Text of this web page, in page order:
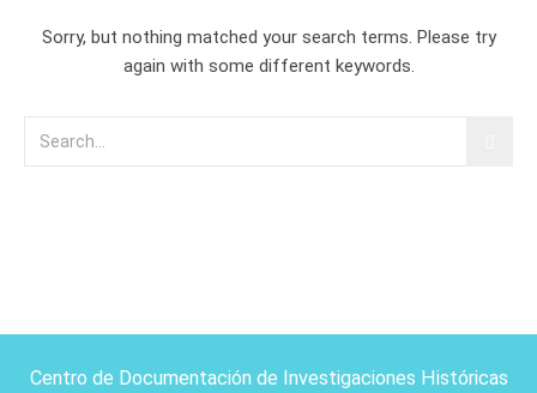
Sorry, but nothing matched your search terms. Please try
again with some different keywords.
Centro de Documentación de Investigaciones Históricas